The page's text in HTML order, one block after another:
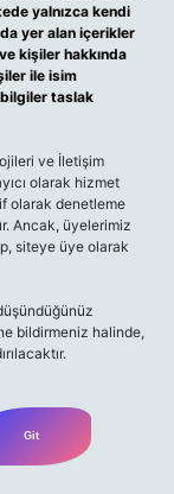
yalnızca kendi
yer alan içerikler
kişiler hakkında
ile isim
taslak
ve İletişim
olarak hizmet
olarak denetleme
Ancak, üyelerimiz
siteye üye olarak
bildirmeniz halinde,